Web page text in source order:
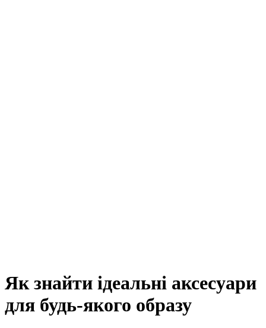
Як знайти ідеальні аксесуари
для будь-якого образу